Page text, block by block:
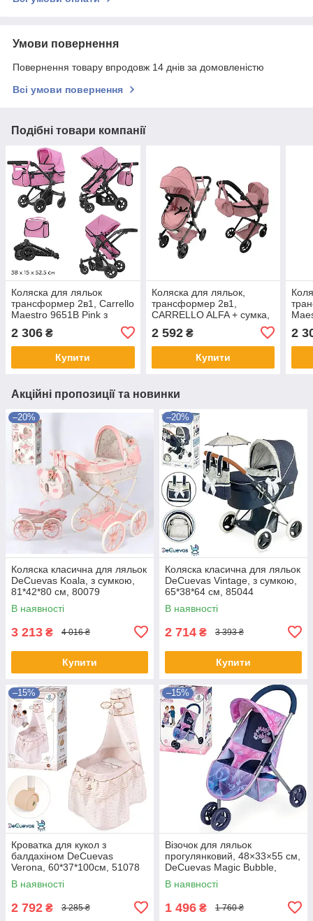
Умови повернення
Повернення товару впродовж 14 днів за домовленістю
Всі умови повернення
Подібні товари компанії
Коляска для ляльок
трансформер 2в1, Carrello
Maestro 9651B Pink з
сумкою
2 306 ₴
Купити
Коляска для ляльок,
трансформер 2в1,
CARRELLO ALFA + сумка,
POWDER PINK
2 592₴
Купити
2
Акційні пропозиції та новинки
–20%
Коляска класична для ляльок
DeCuevas Koala, з сумкою,
81*42*80 см, 80079
В наявності
3 213 ₴ 4 016 ₴
Купити
–20%
Коляска класична для ляльок
DeCuevas Vintage, з сумкою,
65*38*64 см, 85044
В наявності
2 714 ₴ 3 393 ₴
Купити
–15%
Кроватка для кукол з
балдахіном DeCuevas
Verona, 60*37*100см, 51078
В наявності
2 792 ₴ 3 285 ₴
–15%
Візочок для ляльок
прогулянковий, 48×33×55 см,
DeCuevas Magic Bubble,
90276
В наявності
1 496 ₴ 1 760 ₴